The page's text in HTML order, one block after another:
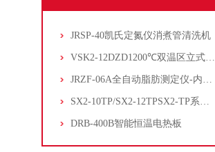
JRSP-40凯氏定氮仪消煮管清洗机
VSK2-12DZD1200℃双温区立式管式炉
JRZF-06A全自动脂肪测定仪-内置电子制冷系统
SX2-10TP/SX2-12TPSX2-TP系列经济型陶瓷纤维马弗炉
DRB-400B智能恒温电热板